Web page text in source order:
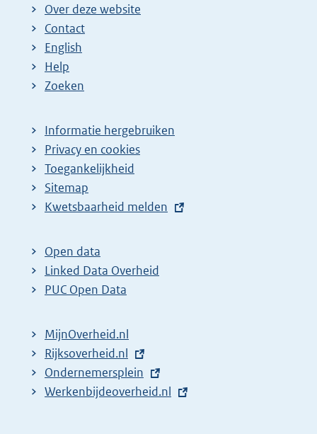
Over deze website
Contact
English
Help
Zoeken
Informatie hergebruiken
Privacy en cookies
Toegankelijkheid
Sitemap
E
t
e
r
l
i
n
k
Kwetsbaarheid melden
Open data
Linked Data Overheid
PUC Open Data
MijnOverheid.nl
E
x
t
Rijksoverheid.nl
E
x
Ondernemersplein
E
Werkenbijdeoverheid.nl